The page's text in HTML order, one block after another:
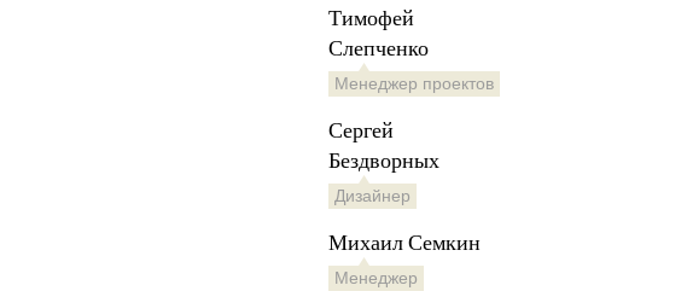
Тимофей
Слепченко
Менеджер проектов
Сергей
Бездворных
Дизайнер
Михаил Семкин
Менеджер